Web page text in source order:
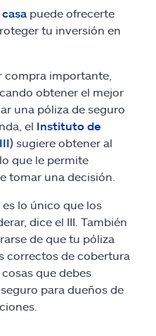
puede ofrecerte
tu inversión en
compra importante,
obtener el mejor
una póliza de seguro
el Instituto de
sugiere obtener al
que le permite
tomar una decisión.
lo único que los
dice el III. También
de que tu póliza
correctos de cobertura
que debes
para dueños de